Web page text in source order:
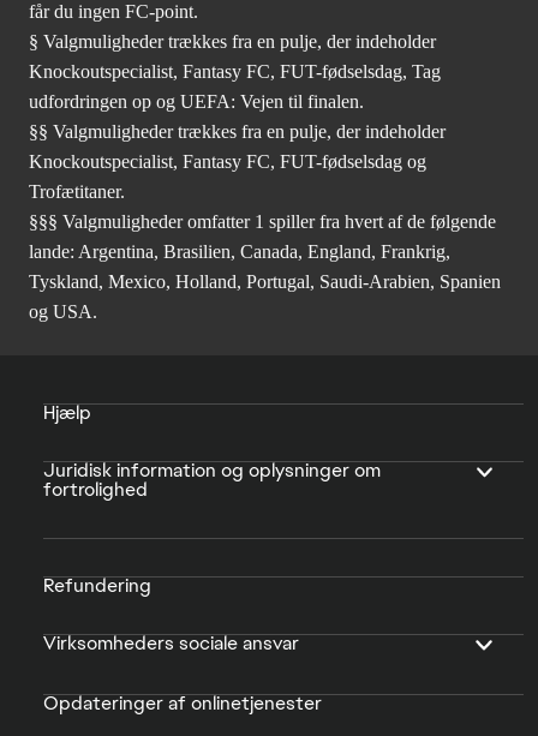
får du ingen FC-point.
§ Valgmuligheder trækkes fra en pulje, der indeholder
Knockoutspecialist, Fantasy FC, FUT-fødselsdag, Tag
udfordringen op og UEFA: Vejen til finalen.
§§ Valgmuligheder trækkes fra en pulje, der indeholder
Knockoutspecialist, Fantasy FC, FUT-fødselsdag og
Trofætitaner.
§§§ Valgmuligheder omfatter 1 spiller fra hvert af de følgende
lande: Argentina, Brasilien, Canada, England, Frankrig,
Tyskland, Mexico, Holland, Portugal, Saudi-Arabien, Spanien
og USA.
Hjælp
Juridisk information og oplysninger om
fortrolighed
Refundering
Virksomheders sociale ansvar
Opdateringer af onlinetjenester